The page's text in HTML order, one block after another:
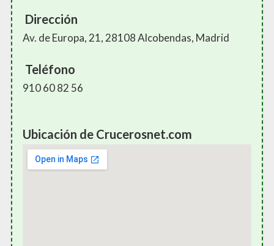
Dirección
Av. de Europa, 21, 28108 Alcobendas, Madrid
Teléfono
910 60 82 56
Ubicación de Crucerosnet.com